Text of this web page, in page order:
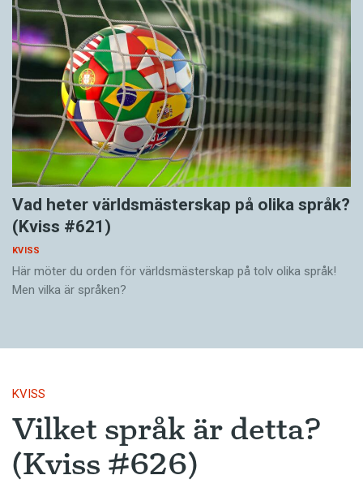
Vad heter världsmästerskap på olika språk?
(Kviss #621)
KVISS
Här möter du orden för världsmästerskap på tolv olika språk!
Men vilka är språken?
KVISS
Vilket språk är detta?
(Kviss #626)